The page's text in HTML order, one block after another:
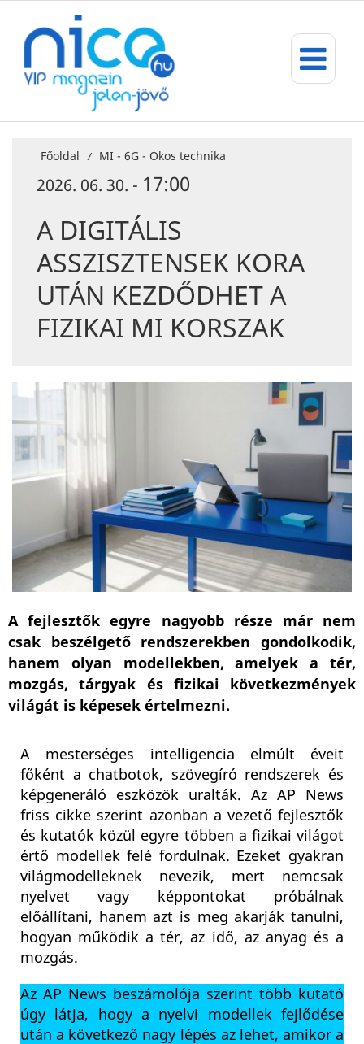
Főoldal / MI - 6G - Okos technika
2026. 06. 30. - 17:00
A DIGITÁLIS
ASSZISZTENSEK KORA
UTÁN KEZDŐDHET A
FIZIKAI MI KORSZAK
A fejlesztők egyre nagyobb része már nem
csak beszélgető rendszerekben gondolkodik,
hanem olyan modellekben, amelyek a tér,
mozgás, tárgyak és fizikai következmények
világát is képesek értelmezni.
A mesterséges intelligencia elmúlt éveit
főként a chatbotok, szövegíró rendszerek és
képgeneráló eszközök uralták. Az AP News
friss cikke szerint azonban a vezető fejlesztők
és kutatók közül egyre többen a fizikai világot
értő modellek felé fordulnak. Ezeket gyakran
világmodelleknek nevezik, mert nemcsak
nyelvet vagy képpontokat próbálnak
előállítani, hanem azt is meg akarják tanulni,
hogyan működik a tér, az idő, az anyag és a
mozgás.
Az AP News beszámolója szerint több kutató
úgy látja, hogy a nyelvi modellek fejlődése
után a következő nagy lépés az lehet, amikor a